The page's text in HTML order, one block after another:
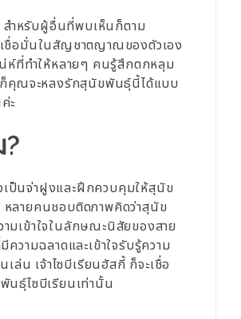
ำหรับผู้อื่นที่พบเห็นก็ตาม
ชื่อมั่นในสัญชาตญาณของตัวเอง
ห์ที่ทำให้หลายๆ คนรู้สึกตกหลุม
ก็คุณจะหลงรักสุนัขพันธุ์นี้ได้แบบ
ะ
ป็นจ่าฝูงและฝึกควบคุมให้สุนัข
ลายคนชอบติดภาพคิดว่าสุนัข
มเข้าใจในลักษณะนิสัยของสาย
วามฉลาดและเข้าใจรับรู้ความ
ล่น เจ้าไซบีเรียนฮัสกี้ ก็จะเชื่อ
นธุ์ไซบีเรียนเท่านั้น